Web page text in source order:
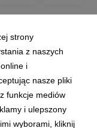
strony
z naszych
i
nasze pliki
funkcje mediów
i ulepszony
wyborami, kliknij